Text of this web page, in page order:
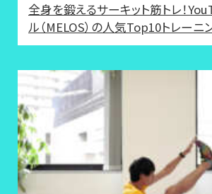
全身を鍛えるサーキット筋トレ！
ル（MELOS）の人気Top10トレーニ